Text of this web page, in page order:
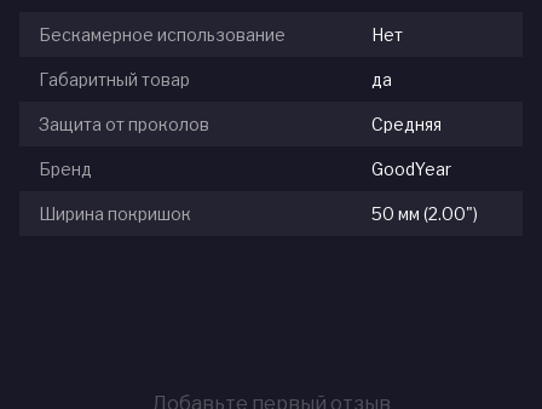
Бескамерное использование Нет
Габаритный товар да
Защита от проколов Средняя
Бренд GoodYear
Ширина покришок 50 мм (2.00")
Добавьте первый отзыв